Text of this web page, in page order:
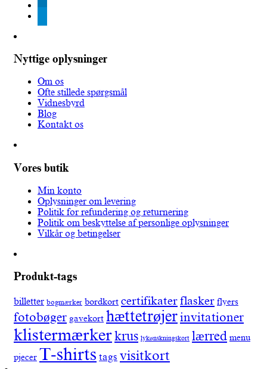
Nyttige oplysninger
Om os
Ofte stillede spørgsmål
Vidnesbyrd
Blog
Kontakt os
Vores butik
Min konto
Oplysninger om levering
Politik for refundering og returnering
Politik om beskyttelse af personlige oplysninger
Vilkår og betingelser
Produkt-tags
billetter bogmærker bordkort certifikaterflasker flyers
fotobøger gavekort hættetrøjerinvitationer
klistermærkerkrus lykønskningskort lærred menu
pjecer T-shirts tags visitkort